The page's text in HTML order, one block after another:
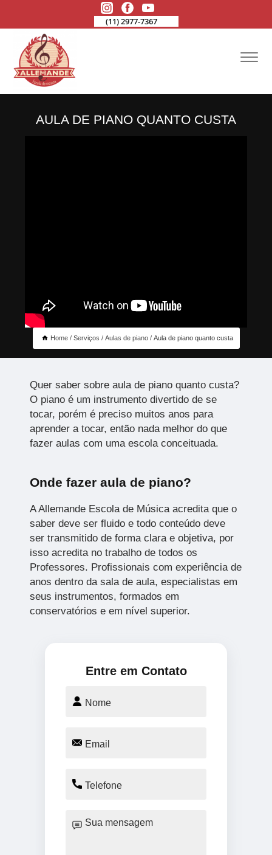
(11) 2977-7367
AULA DE PIANO QUANTO CUSTA
Home Serviços Aulas de piano Aula de piano quanto custa
Quer saber sobre aula de piano quanto custa?
O piano é um instrumento divertido de se
tocar, porém é preciso muitos anos para
aprender a tocar, então nada melhor do que
fazer aulas com uma escola conceituada.
Onde fazer aula de piano?
A Allemande Escola de Música acredita que o
saber deve ser fluido e todo conteúdo deve
ser transmitido de forma clara e objetiva, por
isso acredita no trabalho de todos os
Professores. Profissionais com experiência de
anos dentro da sala de aula, especialistas em
seus instrumentos, formados em
conservatórios e em nível superior.
Entre em Contato